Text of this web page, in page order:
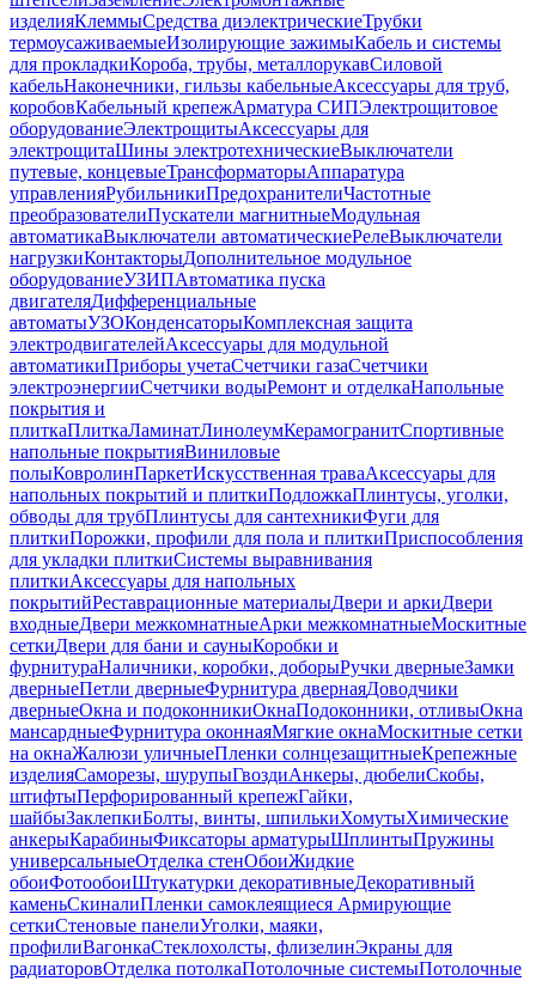
изделияКлеммыСредства диэлектрическиеТрубки
термоусаживаемыеИзолирующие зажимыКабель и системы
для прокладкиКороба, трубы, металлорукавСиловой
кабельНаконечники, гильзы кабельныеАксессуары для труб,
коробовКабельный крепежАрматура СИПЭлектрощитовое
оборудованиеЭлектрощитыАксессуары для
электрощитаШины электротехническиеВыключатели
путевые, концевыеТрансформаторыАппаратура
управленияРубильникиПредохранителиЧастотные
преобразователиПускатели магнитныеМодульная
автоматикаВыключатели автоматическиеРелеВыключатели
нагрузкиКонтакторыДополнительное модульное
оборудованиеУЗИПАвтоматика пуска
двигателяДифференциальные
автоматыУЗОКонденсаторыКомплексная защита
электродвигателейАксессуары для модульной
автоматикиПриборы учетаСчетчики газаСчетчики
электроэнергииСчетчики водыРемонт и отделкаНапольные
покрытия и
плиткаПлиткаЛаминатЛинолеумКерамогранитСпортивные
напольные покрытияВиниловые
полыКовролинПаркетИскусственная траваАксессуары для
напольных покрытий и плиткиПодложкаПлинтусы, уголки,
обводы для трубПлинтусы для сантехникиФуги для
плиткиПорожки, профили для пола и плиткиПриспособления
для укладки плиткиСистемы выравнивания
плиткиАксессуары для напольных
покрытийРеставрационные материалыДвери и аркиДвери
входныеДвери межкомнатныеАрки межкомнатныеМоскитные
сеткиДвери для бани и сауныКоробки и
фурнитураНаличники, коробки, доборыРучки дверныеЗамки
дверныеПетли дверныеФурнитура двернаяДоводчики
дверныеОкна и подоконникиОкнаПодоконники, отливыОкна
мансардныеФурнитура оконнаяМягкие окнаМоскитные сетки
на окнаЖалюзи уличныеПленки солнцезащитныеКрепежные
изделияСаморезы, шурупыГвоздиАнкеры, дюбелиСкобы,
штифтыПерфорированный крепежГайки,
шайбыЗаклепкиБолты, винты, шпилькиХомутыХимические
анкерыКарабиныФиксаторы арматурыШплинтыПружины
универсальныеОтделка стенОбоиЖидкие
обоиФотообоиШтукатурки декоративныеДекоративный
каменьСкиналиПленки самоклеящиеся Армирующие
сеткиСтеновые панелиУголки, маяки,
профилиВагонкаСтеклохолсты, флизелинЭкраны для
радиаторовОтделка потолкаПотолочные системыПотолочные